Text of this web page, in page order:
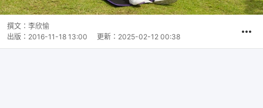
撰文： 李欣愉
出版： 2016-11-18 13:00 更新： 2025-02-12 00:38